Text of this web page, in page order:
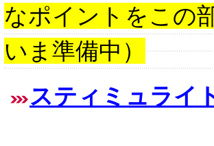
なポイントをこの
いま準備中）
スティミュライ